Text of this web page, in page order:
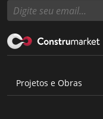
Projetos e Obras